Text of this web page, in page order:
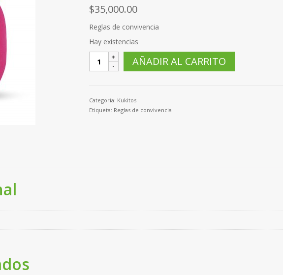
$35,000.00
Reglas de convivencia
Hay existencias
Muñeco
"Oinka"
convivencia
cantidad
AÑADIR AL CARRITO
Categoría: Kukitos
Etiqueta: Reglas de convivencia